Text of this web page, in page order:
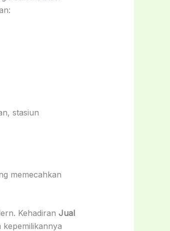
stasiun
memecahkan
Kehadiran Jual